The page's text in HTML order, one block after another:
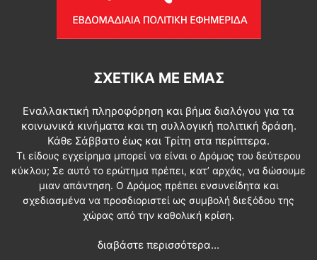
ΣΧΕΤΙΚΆ ΜΕ ΕΜΆΣ
Εναλλακτική πληροφόρηση και βήμα διαλόγου για τα
κοινωνικά κινήματα και τη συλλογική πολιτική δράση.
Κάθε Σάββατο έως και Τρίτη στα περίπτερα.
Τι είδους εγχείρημα μπορεί να είναι ο Δρόμος του δεύτερου
κύκλου; Σε αυτό το ερώτημα πρέπει, κατ’ αρχάς, να δώσουμε
μιαν απάντηση. Ο Δρόμος πρέπει ενσυνείδητα και
σχεδιασμένα να προσδιοριστεί ως συμβολή διεξόδου της
χώρας από την καθολική κρίση.
διαβάστε περισσότερα...